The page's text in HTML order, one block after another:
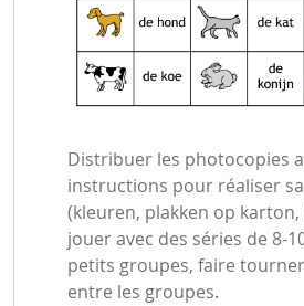
Distribuer les photocopies
instructions pour réaliser
(kleuren, plakken op
jouer avec des séries de 8-
petits groupes, faire
entre les groupes.